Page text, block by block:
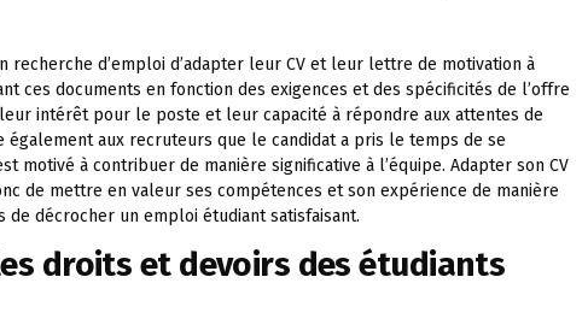
d’emploi d’adapter leur CV et leur lettre de motivation à
ces documents en fonction des exigences et des spécificités de l’offre
intérêt pour le poste et leur capacité à répondre aux attentes de
également aux recruteurs que le candidat a pris le temps de se
motivé à contribuer de manière significative à l’équipe. Adapter son CV
de mettre en valeur ses compétences et son expérience de manière
de décrocher un emploi étudiant satisfaisant.
droits et devoirs des étudiants